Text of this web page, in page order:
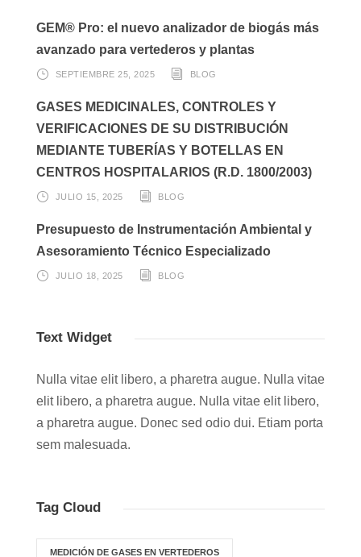
GEM® Pro: el nuevo analizador de biogás más
avanzado para vertederos y plantas
SEPTIEMBRE 25, 2025 BLOG
GASES MEDICINALES, CONTROLES Y
VERIFICACIONES DE SU DISTRIBUCIÓN
MEDIANTE TUBERÍAS Y BOTELLAS EN
CENTROS HOSPITALARIOS (R.D. 1800/2003)
JULIO 15, 2025 BLOG
Presupuesto de Instrumentación Ambiental y
Asesoramiento Técnico Especializado
JULIO 18, 2025 BLOG
Text Widget
Nulla vitae elit libero, a pharetra augue. Nulla vitae
elit libero, a pharetra augue. Nulla vitae elit libero,
a pharetra augue. Donec sed odio dui. Etiam porta
sem malesuada.
Tag Cloud
MEDICIÓN DE GASES EN VERTEDEROS